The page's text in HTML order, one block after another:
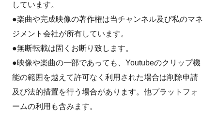
しています。
●楽曲や完成映像の著作権は当チャンネル及び私のマネ
ジメント会社が所有しています。
●無断転載は固くお断り致します。
●映像や楽曲の一部であっても、Youtubeのクリップ機
能の範囲を越えて許可なく利用された場合は削除申請
及び法的措置を行う場合があります。他プラットフォ
ームの利用も含みます。